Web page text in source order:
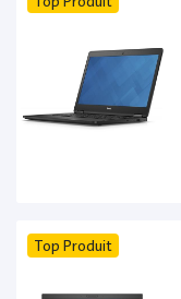
Top Produit